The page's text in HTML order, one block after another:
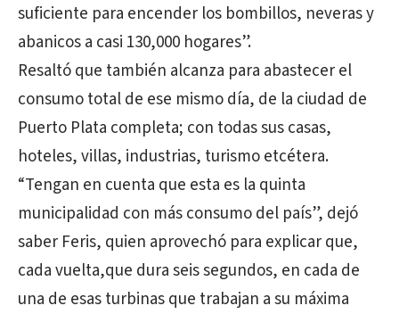
suficiente para encender los bombillos, neveras y
abanicos a casi 130,000 hogares”.
Resaltó que también alcanza para abastecer el
consumo total de ese mismo día, de la ciudad de
Puerto Plata completa; con todas sus casas,
hoteles, villas, industrias, turismo etcétera.
“Tengan en cuenta que esta es la quinta
municipalidad con más consumo del país”, dejó
saber Feris, quien aprovechó para explicar que,
cada vuelta,que dura seis segundos, en cada de
una de esas turbinas que trabajan a su máxima